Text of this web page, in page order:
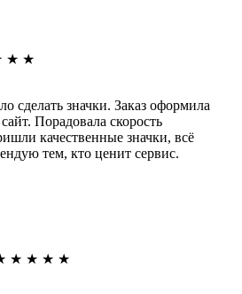
★ ★
сделать значки. Заказ оформила
Порадовала скорость
качественные значки, всё
тем, кто ценит сервис.
★ ★ ★ ★